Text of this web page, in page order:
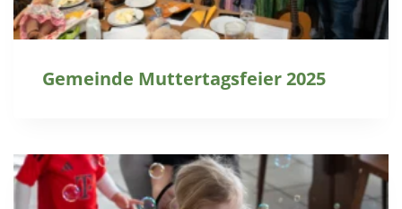
Gemeinde Muttertagsfeier 2025